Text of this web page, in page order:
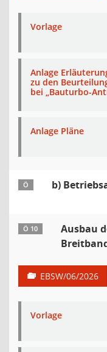
Vorlage
Anlage
zu den
bei „Bauturbo-
Anlage Pläne
Ö b)
Ö 10
Ausbau
EBSW/06/2026
Vorlage